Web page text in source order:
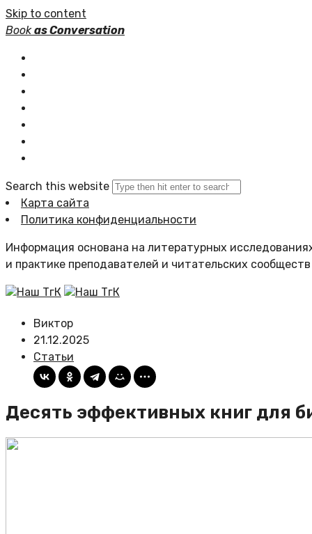
Skip to content
Bookas Conversation
Search this website
Карта сайта
Политика конфиденциальности
Информация основана на литературных
и практике преподавателей и читательских сообществ
Наш ТгК Наш ТгК
Виктор
21.12.2025
Статьи
Десять эффективных книг для